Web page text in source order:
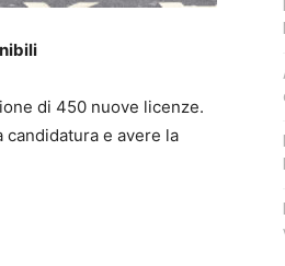
di 450 nuove licenze.
e avere la